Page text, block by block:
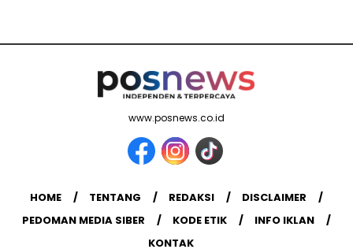
www.posnews.co.id
HOME TENTANG REDAKSI
DISCLAIMER
PEDOMAN MEDIA SIBER
KODE ETIK
INFO IKLAN
KONTAK